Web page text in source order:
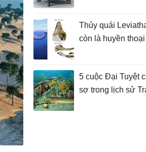
Thủy quái
còn là huyền thoại
5 cuộc Đại Tuyệt
sợ trong lịch sử